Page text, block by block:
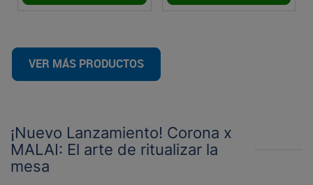
VER MÁS PRODUCTOS
¡Nuevo Lanzamiento! Corona x
MALAI: El arte de ritualizar la
mesa